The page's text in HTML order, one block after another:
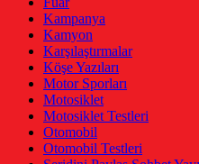
Kampanya
Kamyon
Karşılaştırmalar
Köşe Yazıları
Motor Sporları
Motosiklet
Motosiklet Testleri
Otomobil
Otomobil Testleri